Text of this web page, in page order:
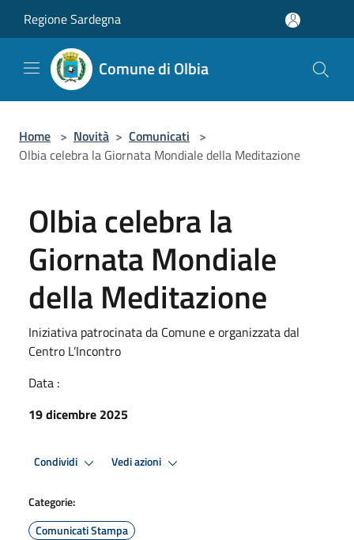
Regione Sardegna
Comune di Olbia
Home > Novità > Comunicati >
Olbia celebra la Giornata Mondiale della Meditazione
Olbia celebra la
Giornata Mondiale
della Meditazione
Iniziativa patrocinata da Comune e organizzata dal
Centro L’Incontro
Data :
19 dicembre 2025
Condividi Vedi azioni
Categorie:
Comunicati Stampa